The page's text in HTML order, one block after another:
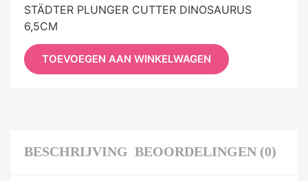
STÄDTER PLUNGER CUTTER DINOSAURUS
6,5CM
TOEVOEGEN AAN WINKELWAGEN
BESCHRIJVING BEOORDELINGEN (0)